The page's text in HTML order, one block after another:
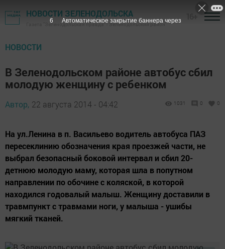
НОВОСТИ ЗЕЛЕНОДОЛЬСКА
Газета "Зеленодольская правда" - Зеленодольский район
НОВОСТИ
В Зеленодольском районе автобус сбил
молодую женщину с ребенком
Автор, 22 августа 2014 - 04:42 1031 0 0
На ул.Ленина в п. Васильево водитель автобуса ПАЗ
пересеклинию обозначения края проезжей части, не
выбрал безопасный боковой интервал и сбил 20-
детнюю молодую маму, которая шла в попутном
направлении по обочине с коляской, в которой
находился годовалый малыш. Женщину доставили в
травмпункт с травмами ноги, у малыша - ушибы
мягкий тканей.
5 Автоматическое закрытие баннера через